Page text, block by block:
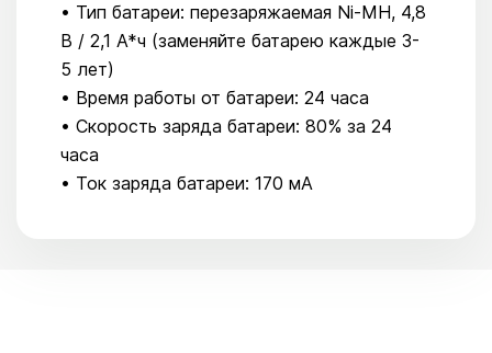
• Тип батареи: перезаряжаемая Ni-MH, 4,8
В / 2,1 А*ч (заменяйте батарею каждые 3-
5 лет)
• Время работы от батареи: 24 часа
• Скорость заряда батареи: 80% за 24
часа
• Ток заряда батареи: 170 мА